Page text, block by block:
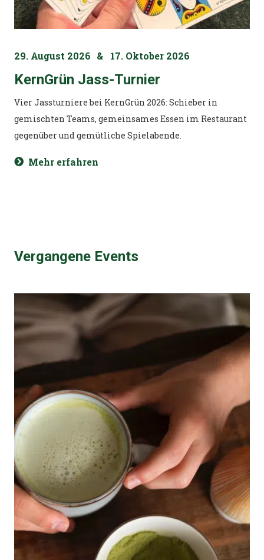
29. August 2026 & 17. Oktober 2026
KernGrün Jass-Turnier
Vier Jassturniere bei KernGrün 2026: Schieber in
gemischten Teams, gemeinsames Essen im Restaurant
gegenüber und gemütliche Spielabende.
Mehr erfahren
Vergangene Events